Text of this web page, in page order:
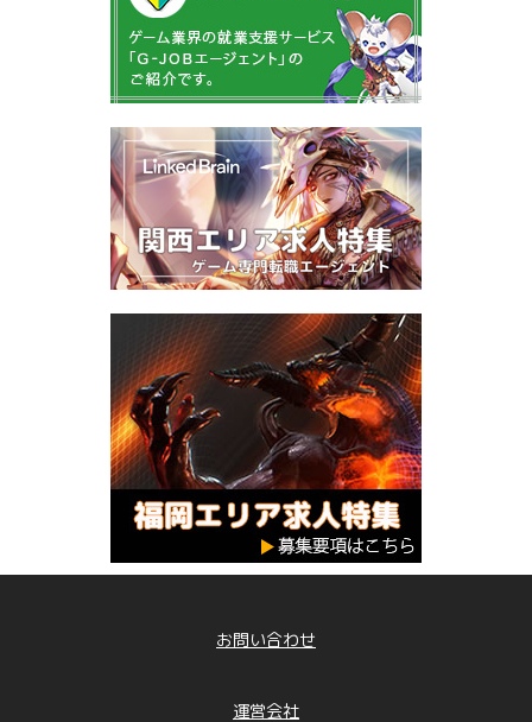
お問い合わせ
運営会社